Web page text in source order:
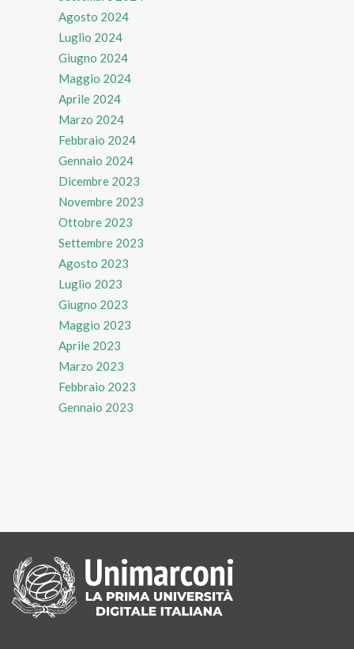
Agosto 2024
Luglio 2024
Giugno 2024
Maggio 2024
Aprile 2024
Marzo 2024
Febbraio 2024
Gennaio 2024
Dicembre 2023
Novembre 2023
Ottobre 2023
Settembre 2023
Agosto 2023
Luglio 2023
Giugno 2023
Maggio 2023
Aprile 2023
Marzo 2023
Febbraio 2023
Gennaio 2023